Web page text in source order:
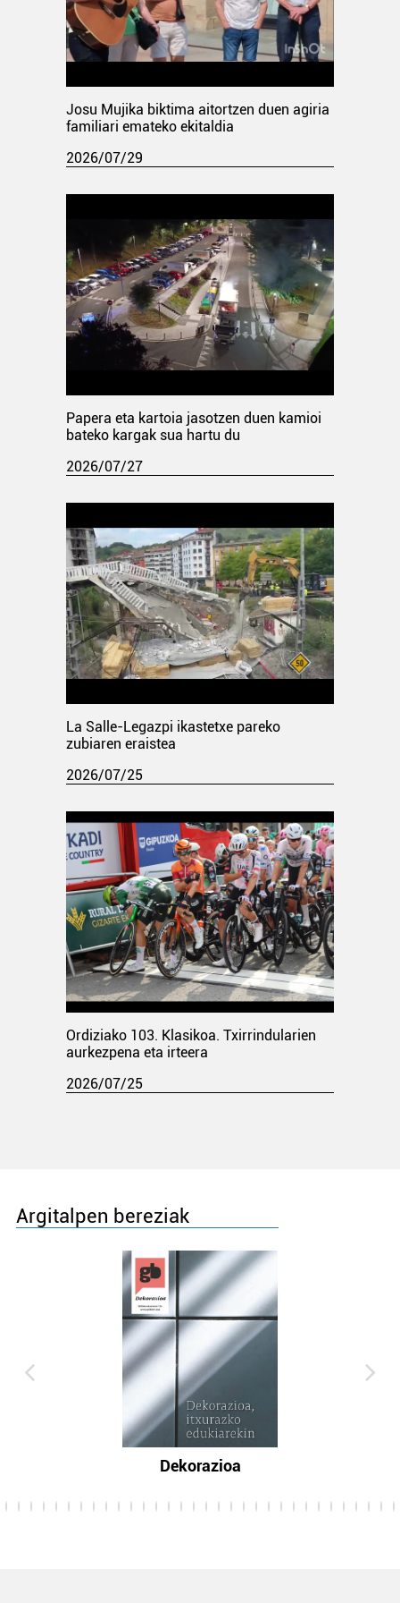
Josu Mujika biktima aitortzen duen agiria
familiari emateko ekitaldia
2026/07/29
Papera eta kartoia jasotzen duen kamioi
bateko kargak sua hartu du
2026/07/27
La Salle-Legazpi ikastetxe pareko
zubiaren eraistea
2026/07/25
Ordiziako 103. Klasikoa. Txirrindularien
aurkezpena eta irteera
2026/07/25
Argitalpen bereziak
Dekorazioa